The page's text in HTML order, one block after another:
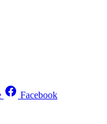
Facebook